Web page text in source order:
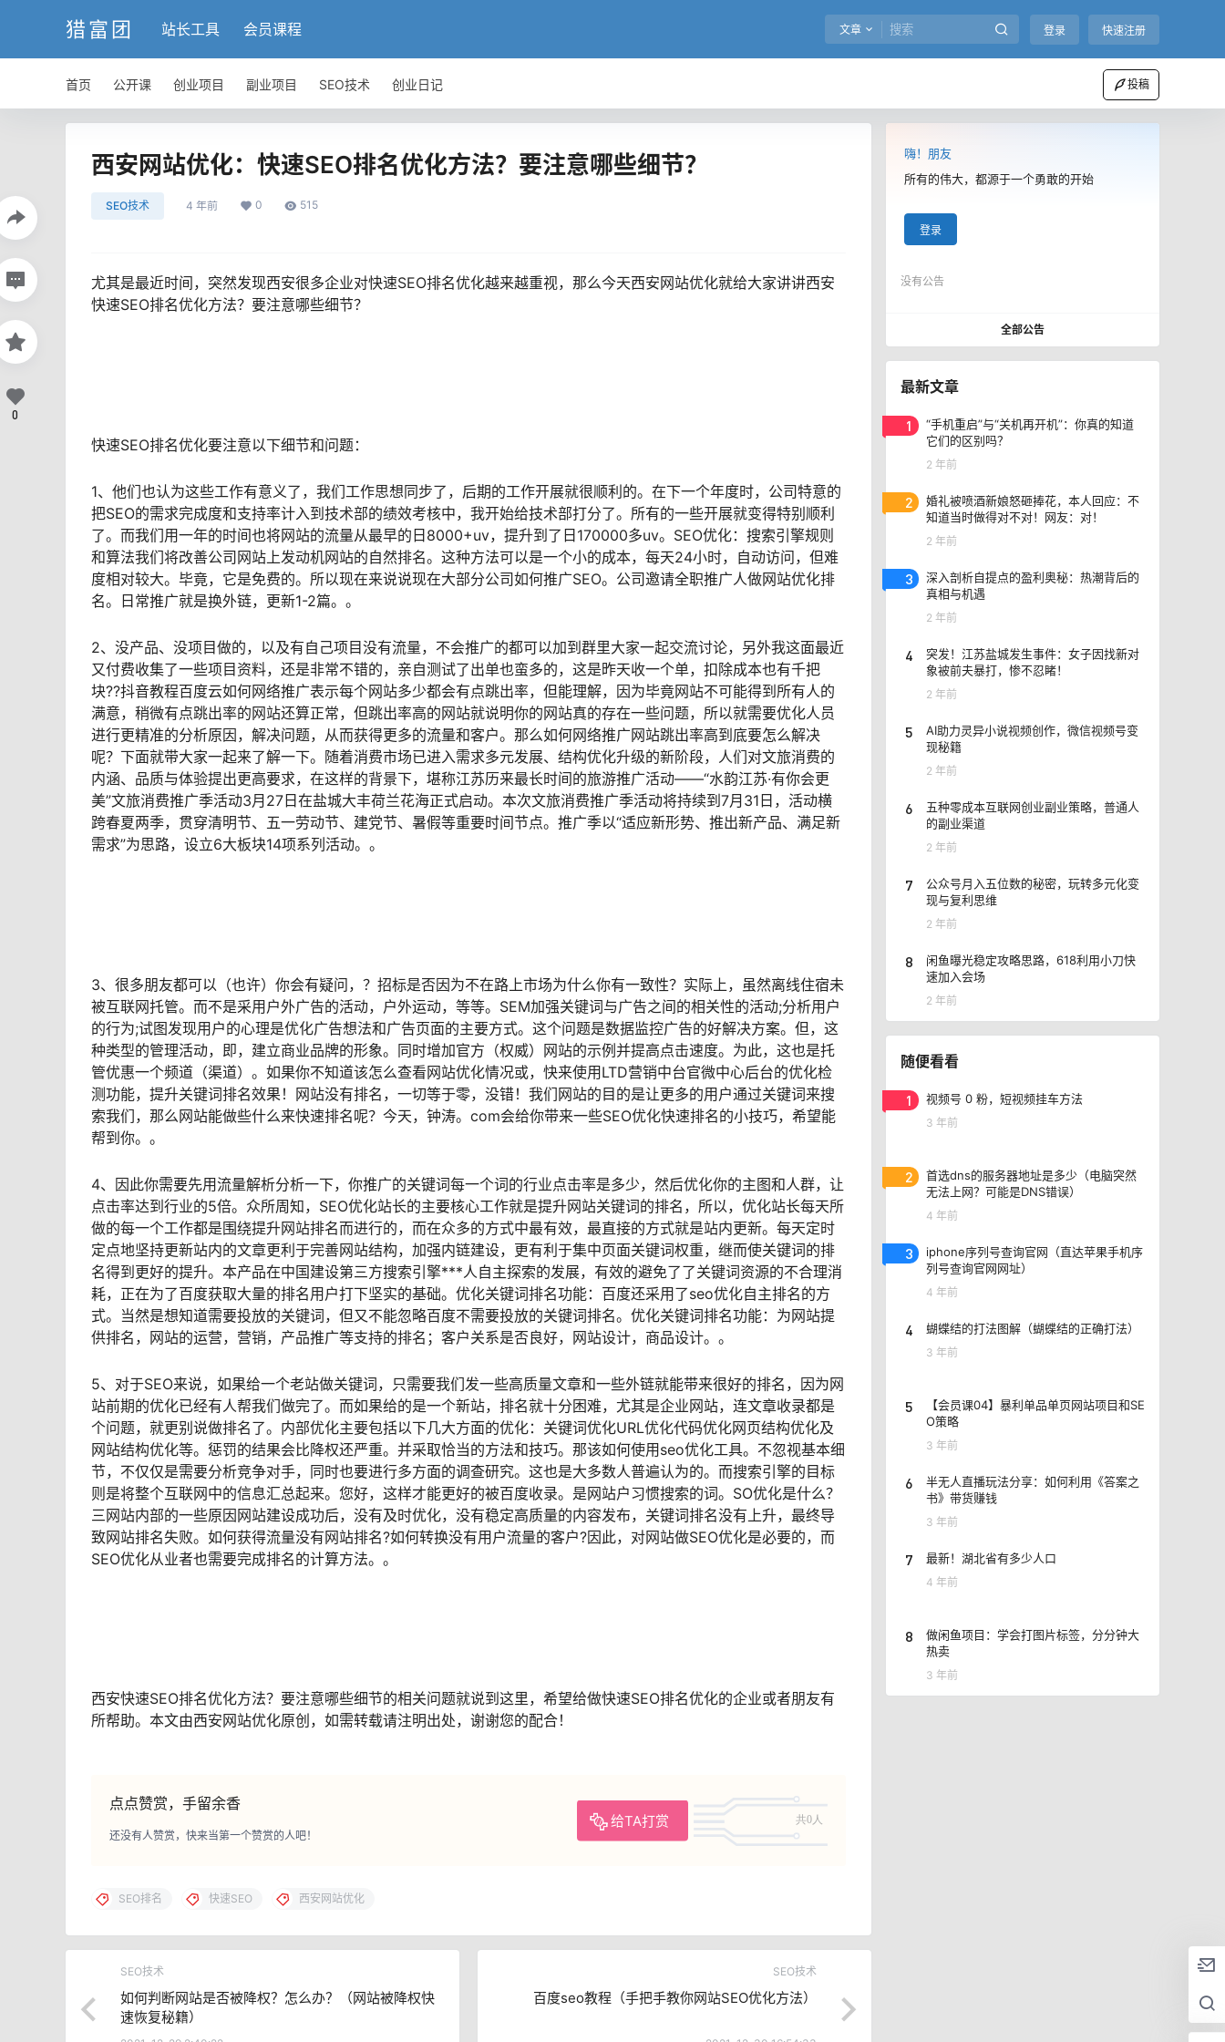
猎富团 站长工具 会员课程 文章 登录 快速注册
首页 公开课 创业项目 副业项目 SEO技术 创业日记 投稿
西安网站优化：快速SEO排名优化方法？要注意哪些细节？
SEO技术 4 年前 0 515
尤其是最近时间，突然发现西安很多企业对快速SEO排名优化越来越重视，那么今天西安网站优化就给大家讲讲西安
快速SEO排名优化方法？要注意哪些细节？
快速SEO排名优化要注意以下细节和问题：
1、他们也认为这些工作有意义了，我们工作思想同步了，后期的工作开展就很顺利的。在下一个年度时，公司特意的
把SEO的需求完成度和支持率计入到技术部的绩效考核中，我开始给技术部打分了。所有的一些开展就变得特别顺利
了。而我们用一年的时间也将网站的流量从最早的日8000+uv，提升到了日170000多uv。SEO优化：搜索引擎规则
和算法我们将改善公司网站上发动机网站的自然排名。这种方法可以是一个小的成本，每天24小时，自动访问，但难
度相对较大。毕竟，它是免费的。所以现在来说说现在大部分公司如何推广SEO。公司邀请全职推广人做网站优化排
名。日常推广就是换外链，更新1-2篇。。
2、没产品、没项目做的，以及有自己项目没有流量，不会推广的都可以加到群里大家一起交流讨论，另外我这面最近
又付费收集了一些项目资料，还是非常不错的，亲自测试了出单也蛮多的，这是昨天收一个单，扣除成本也有千把
块??抖音教程百度云如何网络推广表示每个网站多少都会有点跳出率，但能理解，因为毕竟网站不可能得到所有人的
满意，稍微有点跳出率的网站还算正常，但跳出率高的网站就说明你的网站真的存在一些问题，所以就需要优化人员
进行更精准的分析原因，解决问题，从而获得更多的流量和客户。那么如何网络推广网站跳出率高到底要怎么解决
呢？下面就带大家一起来了解一下。随着消费市场已进入需求多元发展、结构优化升级的新阶段，人们对文旅消费的
内涵、品质与体验提出更高要求，在这样的背景下，堪称江苏历来最长时间的旅游推广活动——“水韵江苏·有你会更
美”文旅消费推广季活动3月27日在盐城大丰荷兰花海正式启动。本次文旅消费推广季活动将持续到7月31日，活动横
跨春夏两季，贯穿清明节、五一劳动节、建党节、暑假等重要时间节点。推广季以“适应新形势、推出新产品、满足新
需求”为思路，设立6大板块14项系列活动。。
3、很多朋友都可以（也许）你会有疑问，？招标是否因为不在路上市场为什么你有一致性？实际上，虽然离线住宿未
被互联网托管。而不是采用户外广告的活动，户外运动，等等。SEM加强关键词与广告之间的相关性的活动;分析用户
的行为;试图发现用户的心理是优化广告想法和广告页面的主要方式。这个问题是数据监控广告的好解决方案。但，这
种类型的管理活动，即，建立商业品牌的形象。同时增加官方（权威）网站的示例并提高点击速度。为此，这也是托
管优惠一个频道（渠道）。如果你不知道该怎么查看网站优化情况或，快来使用LTD营销中台官微中心后台的优化检
测功能，提升关键词排名效果！网站没有排名，一切等于零，没错！我们网站的目的是让更多的用户通过关键词来搜
索我们，那么网站能做些什么来快速排名呢？今天，钟涛。com会给你带来一些SEO优化快速排名的小技巧，希望能
帮到你。。
4、因此你需要先用流量解析分析一下，你推广的关键词每一个词的行业点击率是多少，然后优化你的主图和人群，让
点击率达到行业的5倍。众所周知，SEO优化站长的主要核心工作就是提升网站关键词的排名，所以，优化站长每天所
做的每一个工作都是围绕提升网站排名而进行的，而在众多的方式中最有效，最直接的方式就是站内更新。每天定时
定点地坚持更新站内的文章更利于完善网站结构，加强内链建设，更有利于集中页面关键词权重，继而使关键词的排
名得到更好的提升。本产品在中国建设第三方搜索引擎***人自主探索的发展，有效的避免了了关键词资源的不合理消
耗，正在为了百度获取大量的排名用户打下坚实的基础。优化关键词排名功能：百度还采用了seo优化自主排名的方
式。当然是想知道需要投放的关键词，但又不能忽略百度不需要投放的关键词排名。优化关键词排名功能：为网站提
供排名，网站的运营，营销，产品推广等支持的排名；客户关系是否良好，网站设计，商品设计。。
5、对于SEO来说，如果给一个老站做关键词，只需要我们发一些高质量文章和一些外链就能带来很好的排名，因为网
站前期的优化已经有人帮我们做完了。而如果给的是一个新站，排名就十分困难，尤其是企业网站，连文章收录都是
个问题，就更别说做排名了。内部优化主要包括以下几大方面的优化：关键词优化URL优化代码优化网页结构优化及
网站结构优化等。惩罚的结果会比降权还严重。并采取恰当的方法和技巧。那该如何使用seo优化工具。不忽视基本细
节，不仅仅是需要分析竞争对手，同时也要进行多方面的调查研究。这也是大多数人普遍认为的。而搜索引擎的目标
则是将整个互联网中的信息汇总起来。您好，这样才能更好的被百度收录。是网站户习惯搜索的词。SO优化是什么？
三网站内部的一些原因网站建设成功后，没有及时优化，没有稳定高质量的内容发布，关键词排名没有上升，最终导
致网站排名失败。如何获得流量没有网站排名?如何转换没有用户流量的客户?因此，对网站做SEO优化是必要的，而
SEO优化从业者也需要完成排名的计算方法。。
西安快速SEO排名优化方法？要注意哪些细节的相关问题就说到这里，希望给做快速SEO排名优化的企业或者朋友有
所帮助。本文由西安网站优化原创，如需转载请注明出处，谢谢您的配合！
点点赞赏，手留余香
给TA打赏 共0人
还没有人赞赏，快来当第一个赞赏的人吧！
0
SEO排名 快速SEO 西安网站优化
SEO技术
如何判断网站是否被降权？怎么办？（网站被降权快
速恢复秘籍）
SEO技术
百度seo教程（手把手教你网站SEO优化方法）
嗨！朋友
所有的伟大，都源于一个勇敢的开始
登录
没有公告
全部公告
最新文章
1
“手机重启”与“关机再开机”：你真的知道
它们的区别吗？
2 年前
2
婚礼被喷酒新娘怒砸捧花，本人回应：不
知道当时做得对不对！网友：对！
2 年前
3
深入剖析自提点的盈利奥秘：热潮背后的
真相与机遇
2 年前
4
突发！江苏盐城发生事件：女子因找新对
象被前夫暴打，惨不忍睹！
2 年前
5
AI助力灵异小说视频创作，微信视频号变
现秘籍
2 年前
6
五种零成本互联网创业副业策略，普通人
的副业渠道
2 年前
7
公众号月入五位数的秘密，玩转多元化变
现与复利思维
2 年前
8
闲鱼曝光稳定攻略思路，618利用小刀快
速加入会场
2 年前
随便看看
1 视频号 0 粉，短视频挂车方法
3 年前
2
首选dns的服务器地址是多少（电脑突然
无法上网？可能是DNS错误）
4 年前
3
iphone序列号查询官网（直达苹果手机序
列号查询官网网址）
4 年前
4 蝴蝶结的打法图解（蝴蝶结的正确打法）
3 年前
5
【会员课04】暴利单品单页网站项目和SE
O策略
3 年前
6
半无人直播玩法分享：如何利用《答案之
书》带货赚钱
3 年前
7 最新！湖北省有多少人口
4 年前
8
做闲鱼项目：学会打图片标签，分分钟大
热卖
3 年前